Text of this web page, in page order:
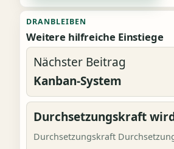
Alternative:
DRANBLEIBEN
Weitere hilfreiche Einstiege
Nächster Beitrag
Kanban-System
Durchsetzungskraft
Durchsetzungskraft